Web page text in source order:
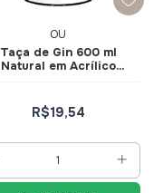
OU
Taça de Gin 600 ml
Natural em Acrílico
R$19,54